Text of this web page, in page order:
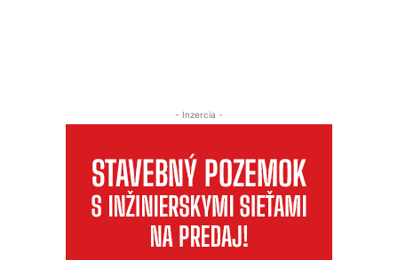
- Inzercia -